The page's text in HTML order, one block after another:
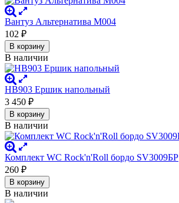
Вантуз Альтернатива М004
102 ₽
В корзину
В наличии
HB903 Ершик напольный
3 450 ₽
В корзину
В наличии
Комплект WC Rock'n'Roll бордо SV3009БР
260 ₽
В корзину
В наличии